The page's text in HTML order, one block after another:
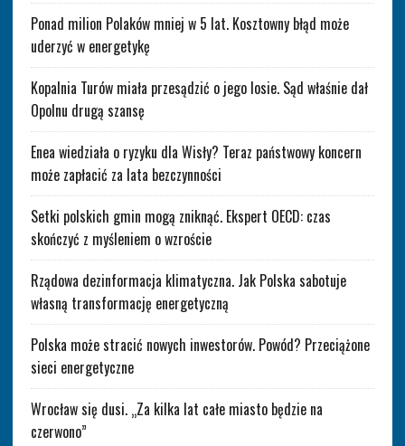
Ponad milion Polaków mniej w 5 lat. Kosztowny błąd może
uderzyć w energetykę
Kopalnia Turów miała przesądzić o jego losie. Sąd właśnie dał
Opolnu drugą szansę
Enea wiedziała o ryzyku dla Wisły? Teraz państwowy koncern
może zapłacić za lata bezczynności
Setki polskich gmin mogą zniknąć. Ekspert OECD: czas
skończyć z myśleniem o wzroście
Rządowa dezinformacja klimatyczna. Jak Polska sabotuje
własną transformację energetyczną
Polska może stracić nowych inwestorów. Powód? Przeciążone
sieci energetyczne
Wrocław się dusi. „Za kilka lat całe miasto będzie na
czerwono”